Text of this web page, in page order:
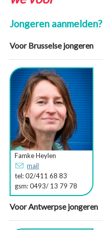
Jongeren aanmelden?
Voor Brusselse jongeren
Famke Heylen
mail
tel: 02/411 68 83
gsm: 0493/ 13 79 78
Voor Antwerpse jongeren